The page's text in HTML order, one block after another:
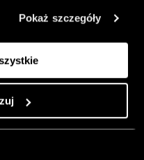
Pokaż szczegóły
jako